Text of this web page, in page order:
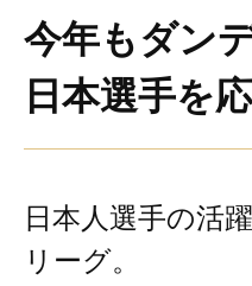
今年もダン
日本選手を
日本人選手の活
リーグ。